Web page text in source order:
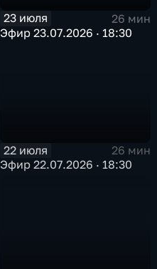
23 июля
26 мин
Эфир 23.07.2026 · 18:30
22 июля
26 мин
Эфир 22.07.2026 · 18:30